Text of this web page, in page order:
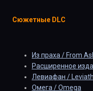
Сюжетные DLC
Из праха / From
Расширенное
Левиафан /
Омега / Omega